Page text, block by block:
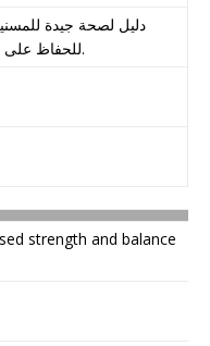
دليل لصحة جيدة
للحفاظ على الجسم والعقل النشط.
strength and balance